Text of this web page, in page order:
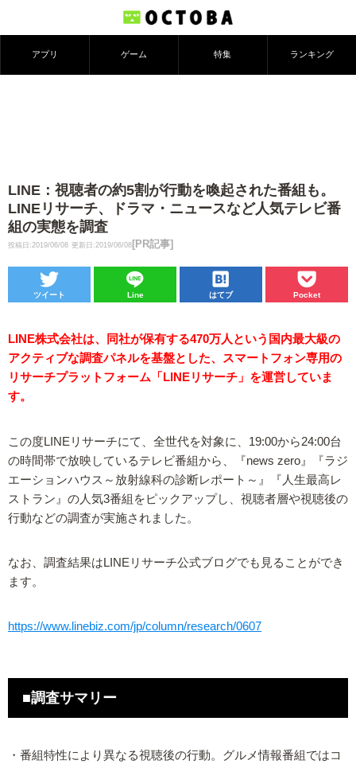
アプリ ゲーム 特集 ランキング
LINE：視聴者の約5割が行動を喚起された番組も。
LINEリサーチ、ドラマ・ニュースなど人気テレビ番
組の実態を調査
投稿日:2019/06/08 更新日:2019/06/08 [PR記事]
ツイート Line はてブ Pocket
LINE株式会社は、同社が保有する470万人という国内最大級の
アクティブな調査パネルを基盤とした、スマートフォン専用の
リサーチプラットフォーム「LINEリサーチ」を運営していま
す。
この度LINEリサーチにて、全世代を対象に、19:00から24:00台
の時間帯で放映しているテレビ番組から、『news zero』『ラジ
エーションハウス～放射線科の診断レポート～』『人生最高レ
ストラン』の人気3番組をピックアップし、視聴者層や視聴後の
行動などの調査が実施されました。
なお、調査結果はLINEリサーチ公式ブログでも見ることができ
ます。
https://www.linebiz.com/jp/column/research/0607
■調査サマリー
・番組特性により異なる視聴後の行動。グルメ情報番組ではコ